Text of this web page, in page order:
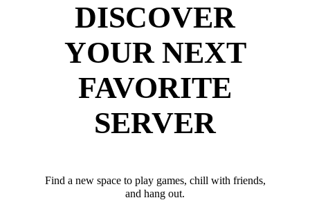
DISCOVER
YOUR NEXT
FAVORITE
SERVER
Find a new space to play games, chill with friends,
and hang out.